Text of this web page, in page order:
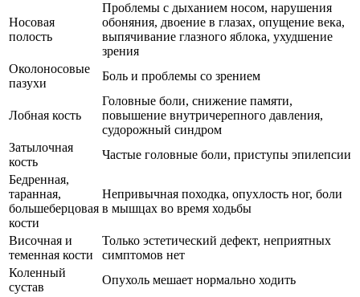
Носовая
полость
Проблемы с дыханием носом, нарушения
обоняния, двоение в глазах, опущение века,
выпячивание глазного яблока, ухудшение
зрения
Околоносовые
пазухи
Боль и проблемы со зрением
Лобная кость
Головные боли, снижение памяти,
повышение внутричерепного давления,
судорожный синдром
Затылочная
кость
Частые головные боли, приступы эпилепсии
Бедренная,
таранная,
большеберцовая
кости
Непривычная походка, опухлость ног, боли
в мышцах во время ходьбы
Височная и
теменная кости
Только эстетический дефект, неприятных
симптомов нет
Коленный
сустав
Опухоль мешает нормально ходить